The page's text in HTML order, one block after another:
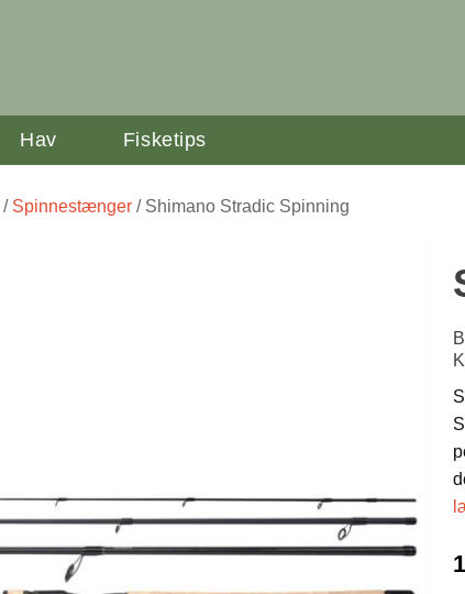
Hav Fisketips
/ Spinnestænger / Shimano Stradic Spinning